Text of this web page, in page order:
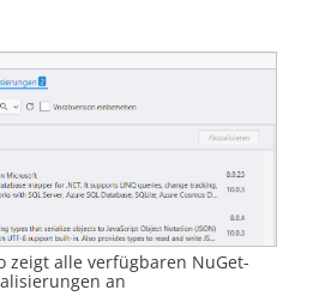
zeigt alle verfügbaren NuGet-
an